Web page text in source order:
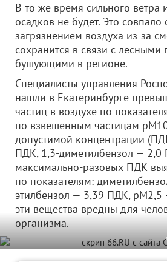
В то же время сильного ветра
осадков не будет. Это
загрязнением воздуха из-за
сохранится в связи с
бушующими в регионе.
Специалисты управления
нашли в Екатеринбурге
частиц в воздухе по
по взвешенным частицам
допустимой концентрации
ПДК, 1,3-диметилбензол —
максимально-разовых ПДК
по показателям:
этилбензол — 3,39 ПДК,
эти вещества вредны для
организма.